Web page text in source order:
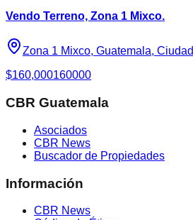
Vendo Terreno, Zona 1 Mixco.
Zona 1 Mixco, Guatemala, Ciudad
$160,000160000
CBR Guatemala
Asociados
CBR News
Buscador de Propiedades
Información
CBR News